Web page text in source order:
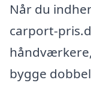
Når du
carport-
bygge